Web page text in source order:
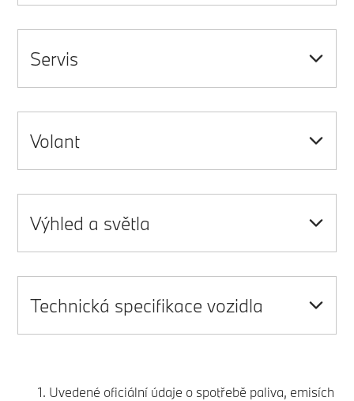
Servis
Volant
Výhled a světla
Technická specifikace vozidla
Uvedené oficiální údaje o spotřebě paliva, emisích